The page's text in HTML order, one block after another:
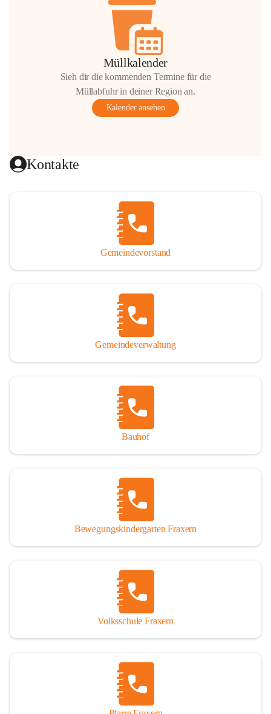
Müllkalender
Sieh dir die kommenden Termine für die
Müllabfuhr in deiner Region an.
Kalender ansehen
Kontakte
Gemeindevorstand
Gemeindeverwaltung
Bauhof
Bewegungskindergarten Fraxern
Volksschule Fraxern